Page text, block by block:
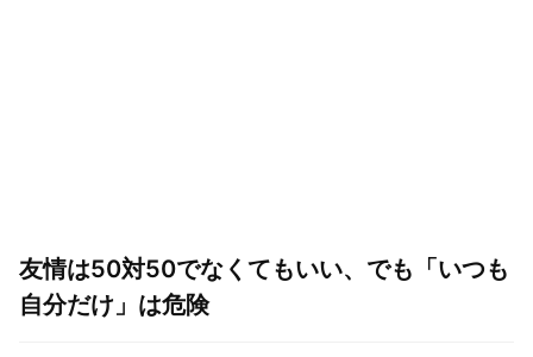
友情は50対50でなくてもいい、でも「いつも
自分だけ」は危険